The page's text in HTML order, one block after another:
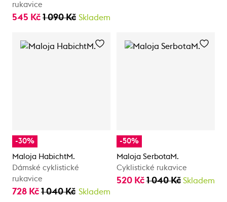
rukavice
545 Kč 1 090 Kč Skladem
-30%
Maloja HabichtM.
Dámské cyklistické
rukavice
728 Kč 1 040 Kč Skladem
-50%
Maloja SerbotaM.
Cyklistické rukavice
520 Kč 1 040 Kč Skladem